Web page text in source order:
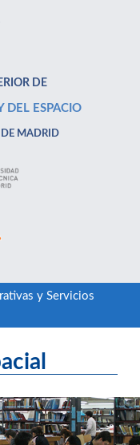
DE
DEL ESPACIO
MADRID
y Servicios